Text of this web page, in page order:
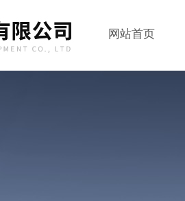
网站首页